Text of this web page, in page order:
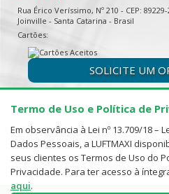
Rua Érico Veríssimo, Nº 210 - CEP: 89229-
Joinville - Santa Catarina - Brasil
Cartões:
SOLICITE UM
Termo de Uso e Política de
Em observância à Lei nº 13.709/18 –
Dados Pessoais, a LUFTMAXI
seus clientes os Termos de Uso do
Privacidade. Para ter acesso à
aqui.